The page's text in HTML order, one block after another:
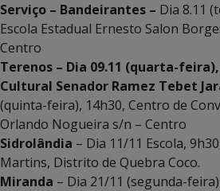
Serviço – Bandeirantes – Dia 8.11
Escola Estadual Ernesto Salon
Centro
Terenos – Dia 09.11 (quarta-
Cultural Senador Ramez Tebet
(quinta-feira), 14h30, Centro de
Orlando Nogueira s/n – Centro
Sidrolândia – Dia 11/11 Escola,
Martins, Distrito de Quebra Coco.
Miranda – Dia 21/11 (segunda-